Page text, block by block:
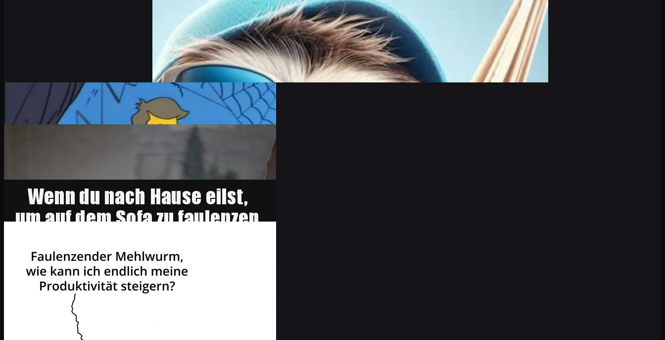
Wenn es einen Wettbewerb im Faulenzen gäbe, würde ich den 4. Platz belegen, damit ich nicht aufs Podium steigen müsste, um
die Medaille abzuholen.
Während die einen trainieren, faulenzen die anderen.